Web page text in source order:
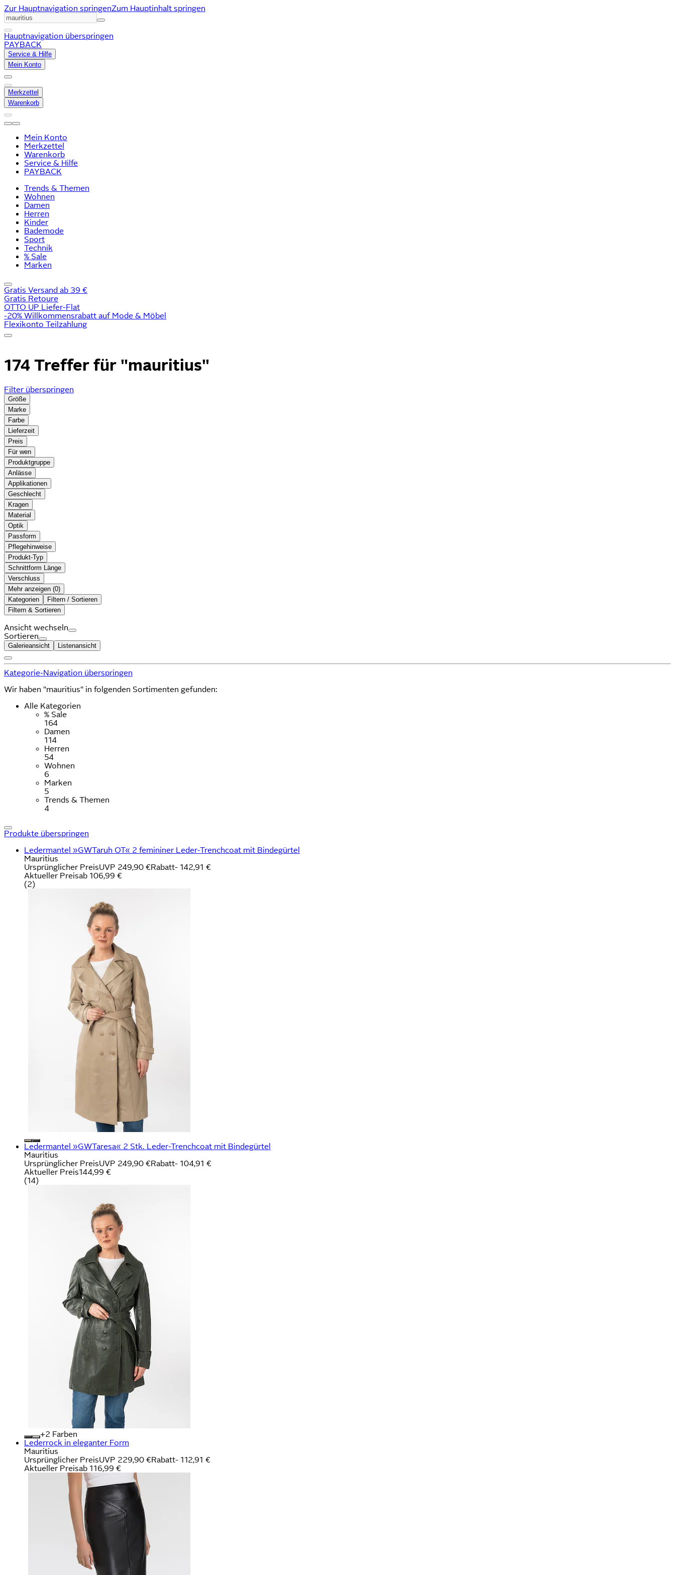
Zur Hauptnavigation springenZum Hauptinhalt springen
Hauptnavigation überspringen
PAYBACK
Service & Hilfe
Mein Konto
Merkzettel
Warenkorb
Mein Konto
Merkzettel
Warenkorb
Service & Hilfe
PAYBACK
Trends & Themen
Wohnen
Damen
Herren
Kinder
Bademode
Sport
Technik
% Sale
Marken
Gratis Versand ab 39 €
Gratis Retoure
OTTO UP Liefer-Flat
-20% Willkommensrabatt auf Mode & Möbel
Flexikonto Teilzahlung
174 Treffer für "mauritius"
Filter überspringen
Größe
Marke
Farbe
Lieferzeit
Preis
Für wen
Produktgruppe
Anlässe
Applikationen
Geschlecht
Kragen
Material
Optik
Passform
Pflegehinweise
Produkt-Typ
Schnittform Länge
Verschluss
Mehr anzeigen ( )
Kategorien
Filtern / Sortieren
Filtern & Sortieren
Ansicht wechseln
Sortieren
Galerieansicht Listenansicht
Kategorie-Navigation überspringen
Wir haben "mauritius" in folgenden Sortimenten gefunden:
Alle Kategorien
% Sale
164
Damen
114
Herren
54
Wohnen
6
Marken
5
Trends & Themen
4
Produkte überspringen
Ledermantel »GWTaruh OT« 2 femininer Leder-Trenchcoat mit Bindegürtel
Mauritius
Ursprünglicher PreisUVP 249,90 €Rabatt- 142,91 €
Aktueller Preisab 106,99 €
(2)
Ledermantel »GWTaresa« 2 Stk. Leder-Trenchcoat mit Bindegürtel
Mauritius
Ursprünglicher PreisUVP 249,90 €Rabatt- 104,91 €
Aktueller Preis144,99 €
(14)
+
Farben
Lederrock in eleganter Form
Mauritius
Ursprünglicher PreisUVP 229,90 €Rabatt- 112,91 €
Aktueller Preisab 116,99 €